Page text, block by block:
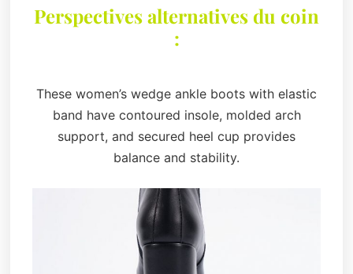
Perspectives alternatives du coin
:
These women’s wedge ankle boots with elastic
band have contoured insole, molded arch
support, and secured heel cup provides
balance and stability.